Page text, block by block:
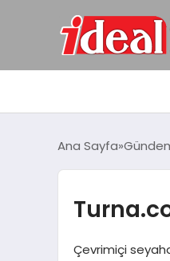
Ana Sayfa
Çevrimiçi